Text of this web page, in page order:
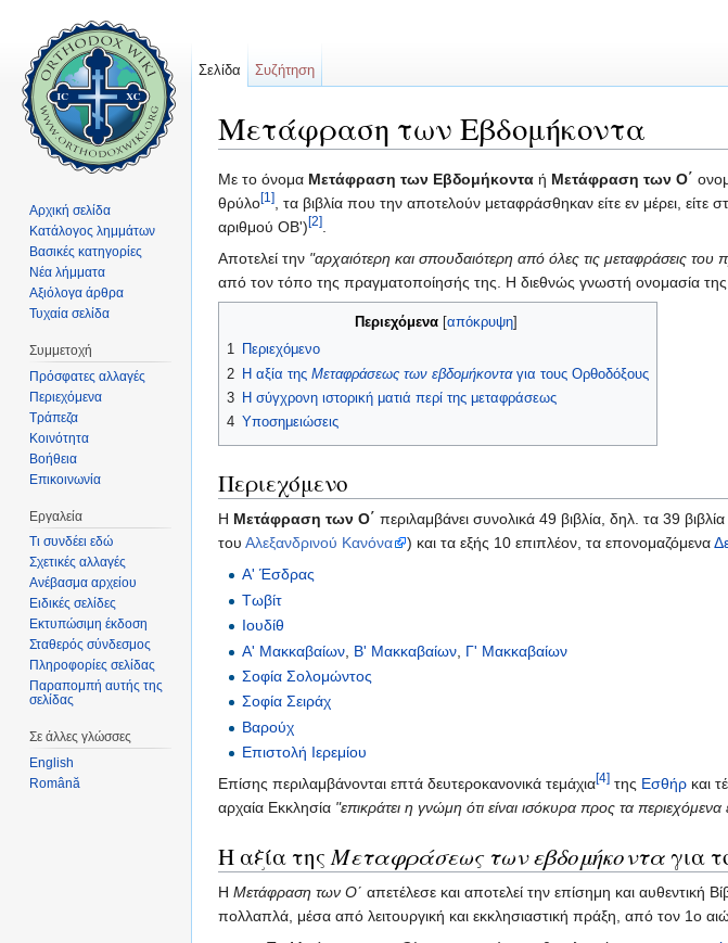
Μετάφραση των Εβδομήκοντα
Με το όνομα Μετάφραση των Εβδομήκοντα ή Μετάφραση των Ο΄
θρύλο[1], τα βιβλία που την αποτελούν μεταφράσθηκαν είτε εν μέρει,
αριθμού ΟΒ')[2].
Αποτελεί την "αρχαιότερη και σπουδαιότερη από όλες τις μεταφράσεις
από τον τόπο της πραγματοποίησής της. Η διεθνώς γνωστή ονομασία της
Περιεχόμενα[ απόκρυψη]
1 Περιεχόμενο
2 Η αξία της Μεταφράσεως των εβδομήκονταγια τους Ορθοδόξους
3 Η σύγχρονη ιστορική ματιά περί της μεταφράσεως
4 Υποσημειώσεις
Περιεχόμενο
Η Μετάφραση των Ο΄ περιλαμβάνει συνολικά 49 βιβλία, δηλ. τα 39
του Αλεξανδρινού Κανόνα ) και τα εξής 10 επιπλέον, τα επονομαζόμενα
Α' Έσδρας
Τωβίτ
Ιουδίθ
Α' Μακκαβαίων Β' Μακκαβαίων Γ' Μακκαβαίων
Σοφία Σολομώντος
Σοφία Σειράχ
Βαρούχ
Επιστολή Ιερεμίου
Επίσης περιλαμβάνονται επτά δευτεροκανονικά τεμάχια[4] της Εσθήρ και
αρχαία Εκκλησία "επικράτει η γνώμη ότι είναι ισόκυρα προς τα
Η αξία τηςΜεταφράσεως των εβδομήκοντα για
Η Μετάφραση των Ο΄ απετέλεσε και αποτελεί την επίσημη και αυθεντική
πολλαπλά, μέσα από λειτουργική και εκκλησιαστική πράξη, από τον 1ο
Σελίδα Συζήτηση
Αρχική σελίδα
Κατάλογος λημμάτων
Βασικές κατηγορίες
Νέα λήμματα
Αξιόλογα άρθρα
Τυχαία σελίδα
Συμμετοχή
Πρόσφατες αλλαγές
Περιεχόμενα
Τράπεζα
Κοινότητα
Βοήθεια
Επικοινωνία
Εργαλεία
Τι συνδέει εδώ
Σχετικές αλλαγές
Ανέβασμα αρχείου
Ειδικές σελίδες
Εκτυπώσιμη έκδοση
Σταθερός σύνδεσμος
Πληροφορίες σελίδας
Παραπομπή αυτής της
σελίδας
Σε άλλες γλώσσες
English
Română